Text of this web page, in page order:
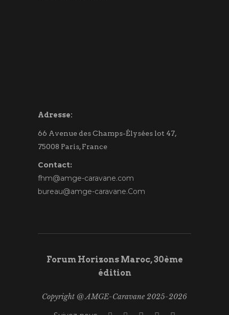
Adresse:
66 Avenue des Champs-Élysées lot 47,
75008 Paris, France
Contact:
fhm@amge-caravane.com
bureau@amge-caravane.Com
Forum Horizons Maroc, 30ème
édition
Copyright @ AMGE-Caravane 2025-2026